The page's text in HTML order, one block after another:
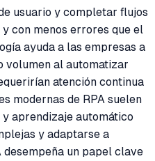
usuario y completar flujos
con menos errores que el
ayuda a las empresas a
volumen al automatizar
atención continua
modernas de RPA suelen
aprendizaje automático
y adaptarse a
desempeña un papel clave